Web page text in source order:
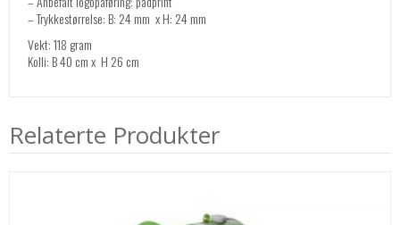
– Trykkestørrelse: B: 24 mm x H: 24 mm
Vekt: 118 gram
Kolli: B 40 cm x H 26 cm
Relaterte Produkter